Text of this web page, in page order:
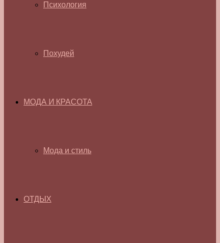
Психология
Похудей
МОДА И КРАСОТА
Мода и стиль
ОТДЫХ